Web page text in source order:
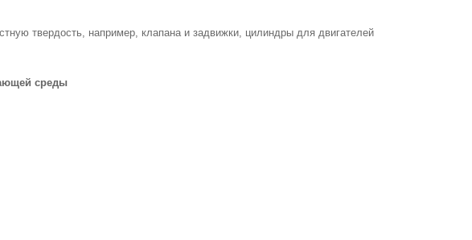
твердость, например, клапана и задвижки, цилиндры для двигателей
среды